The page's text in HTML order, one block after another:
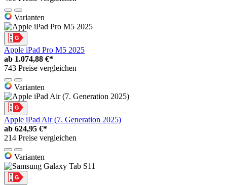
Varianten
Apple iPad Pro M5 2025
ab 1.074,88 €*
743 Preise vergleichen
Varianten
Apple iPad Air (7. Generation 2025)
ab 624,95 €*
214 Preise vergleichen
Varianten